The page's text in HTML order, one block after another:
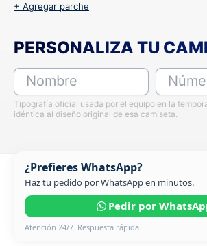
+ Agregar parche
PERSONALIZA TU
Nombre
Tipografía oficial usada por el equipo en la
idéntica al diseño original de esa camiseta.
¿Prefieres WhatsApp?
Haz tu pedido por WhatsApp en minutos.
Pedir por
Atención 24/7. Respuesta rápida.